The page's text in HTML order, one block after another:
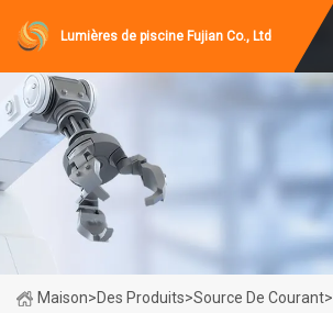
Lumières de piscine Fujian Co., Ltd
Maison>Des Produits>Source De Courant>